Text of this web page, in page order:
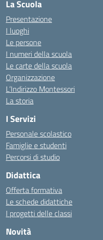
La Scuola
Presentazione
I luoghi
Le persone
I numeri della scuola
Le carte della scuola
Organizzazione
L’Indirizzo Montessori
La storia
I Servizi
Personale scolastico
Famiglie e studenti
Percorsi di studio
Didattica
Offerta formativa
Le schede didattiche
I progetti delle classi
Novità